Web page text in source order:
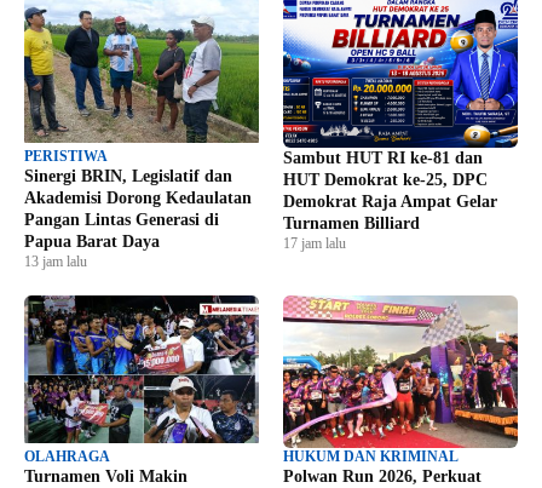
PERISTIWA
Sinergi BRIN, Legislatif dan
Akademisi Dorong Kedaulatan
Pangan Lintas Generasi di
Papua Barat Daya
13 jam lalu
Sambut HUT RI ke-81 dan
HUT Demokrat ke-25, DPC
Demokrat Raja Ampat Gelar
Turnamen Billiard
17 jam lalu
OLAHRAGA
Turnamen Voli Makin
HUKUM DAN KRIMINAL
Polwan Run 2026, Perkuat